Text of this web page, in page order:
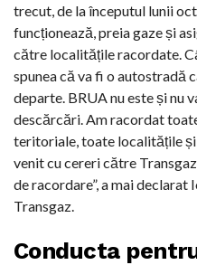
trecut, de la începutul lunii
funcționează, preia gaze și
către localitățile racordate.
spunea că va fi o autostradă
departe. BRUA nu este și nu
descărcări. Am racordat
teritoriale, toate localitățile
venit cu cereri către
de racordare”, a mai
Transgaz.
Conducta